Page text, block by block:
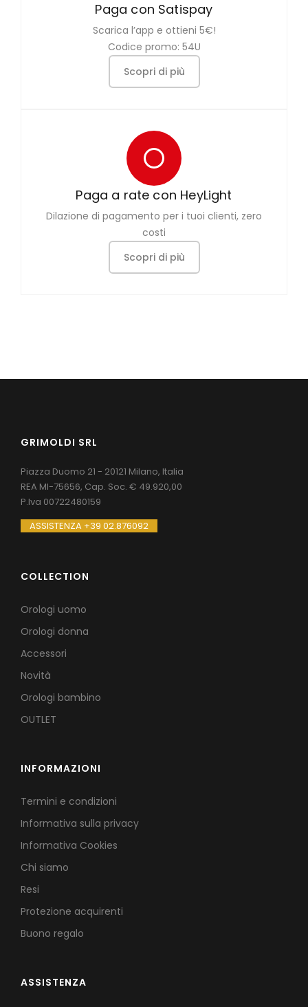
Paga con Satispay
Scarica l’app e ottieni 5€!
Codice promo: 54U
Scopri di più
Paga a rate con HeyLight
Dilazione di pagamento per i tuoi clienti, zero
costi
Scopri di più
GRIMOLDI SRL
Piazza Duomo 21 - 20121 Milano, Italia
REA MI-75656, Cap. Soc. € 49.920,00
P.Iva 00722480159
ASSISTENZA +39 02.876092
COLLECTION
Orologi uomo
Orologi donna
Accessori
Novità
Orologi bambino
OUTLET
INFORMAZIONI
Termini e condizioni
Informativa sulla privacy
Informativa Cookies
Chi siamo
Resi
Protezione acquirenti
Buono regalo
ASSISTENZA